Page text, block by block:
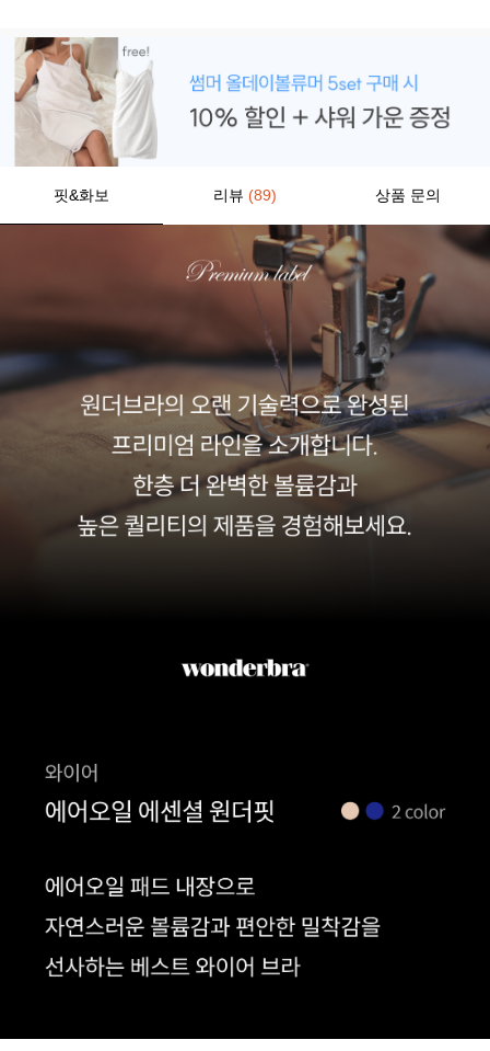
핏&화보 리뷰 (89) 상품 문의